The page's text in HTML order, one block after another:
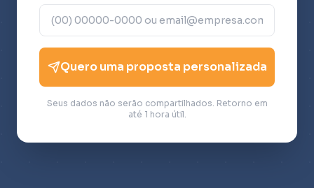
Quero uma proposta personalizada
Seus dados não serão compartilhados. Retorno em
até 1 hora útil.